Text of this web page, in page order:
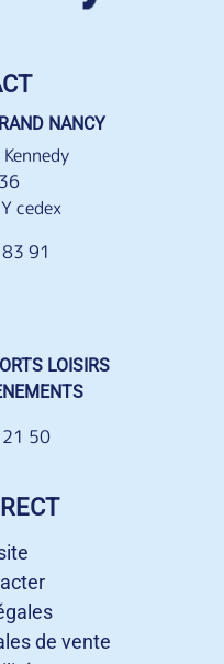
NANCY
cedex
91
LOISIRS
50
de vente